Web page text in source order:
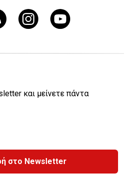
και μείνετε πάντα
στο Newsletter